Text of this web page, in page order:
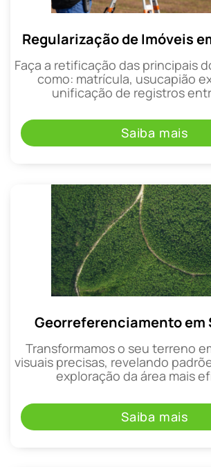
Regularização de Imóveis
Faça a retificação das principais
como: matrícula, usucapião
unificação de registros
Saiba mais
Georreferenciamento em
Transformamos o seu terreno
visuais precisas, revelando
exploração da área mais
Saiba mais